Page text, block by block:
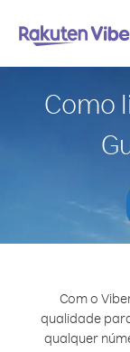
Como
Com o
qualidade
qualquer